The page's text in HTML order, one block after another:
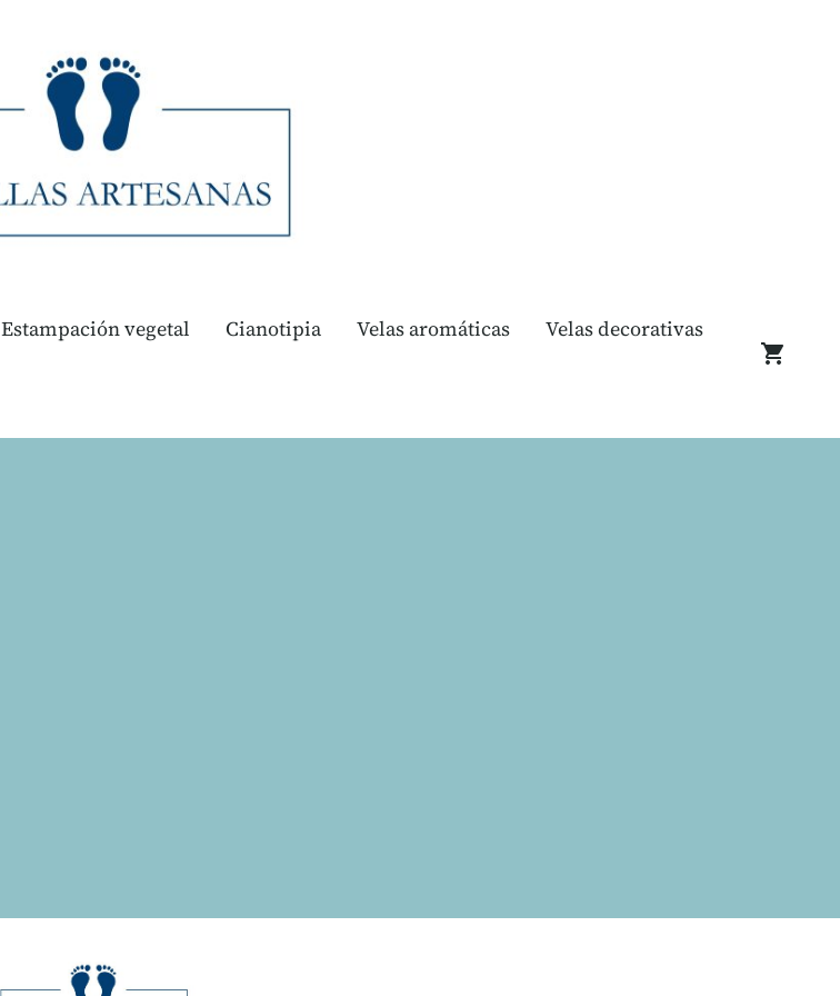
Estampación vegetal Cianotipia Velas aromáticas
Velas decorativas